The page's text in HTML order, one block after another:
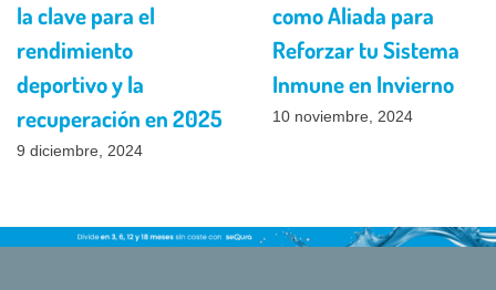
la clave para el
rendimiento
deportivo y la
recuperación en 2025
9 diciembre, 2024
como Aliada para
Reforzar tu Sistema
Inmune en Invierno
10 noviembre, 2024